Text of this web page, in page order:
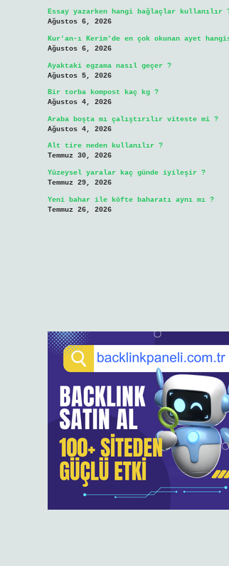
Essay yazarken hangi bağlaçlar kullanılır
Ağustos 6, 2026
Kur’an-ı Kerim’de en çok okunan ayet
Ağustos 6, 2026
Ayaktaki egzama nasıl geçer ?
Ağustos 5, 2026
Bir torba kompost kaç kg ?
Ağustos 4, 2026
Araba boşta mı çalıştırılır viteste mi ?
Ağustos 4, 2026
Alt tire neden kullanılır ?
Temmuz 30, 2026
Yüzeysel yaralar kaç günde iyileşir ?
Temmuz 29, 2026
Yeni bahar ile köfte baharatı aynı mı ?
Temmuz 26, 2026